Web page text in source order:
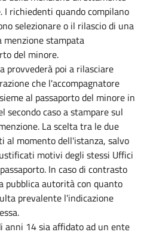
I richiedenti quando compilano
selezionare o il rilascio di una
menzione stampata
del minore.
provvederà poi a rilasciare
che l'accompagnatore
al passaporto del minore in
secondo caso a stampare sul
La scelta tra le due
al momento dell'istanza, salvo
motivi degli stessi Uffici
In caso di contrasto
pubblica autorità con quanto
prevalente l'indicazione
anni 14 sia affidato ad un ente